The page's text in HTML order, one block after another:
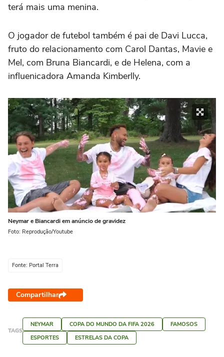
terá mais uma menina.
O jogador de futebol também é pai de Davi Lucca,
fruto do relacionamento com Carol Dantas, Mavie e
Mel, com Bruna Biancardi, e de Helena, com a
influenicadora Amanda Kimberlly.
Neymar e Biancardi em anúncio de gravidez
Foto: Reprodução/Youtube
Fonte: Portal Terra
Compartilhar
TAGS
NEYMAR COPA DO MUNDO DA FIFA 2026
FAMOSOS
ESPORTES
ESTRELAS DA COPA